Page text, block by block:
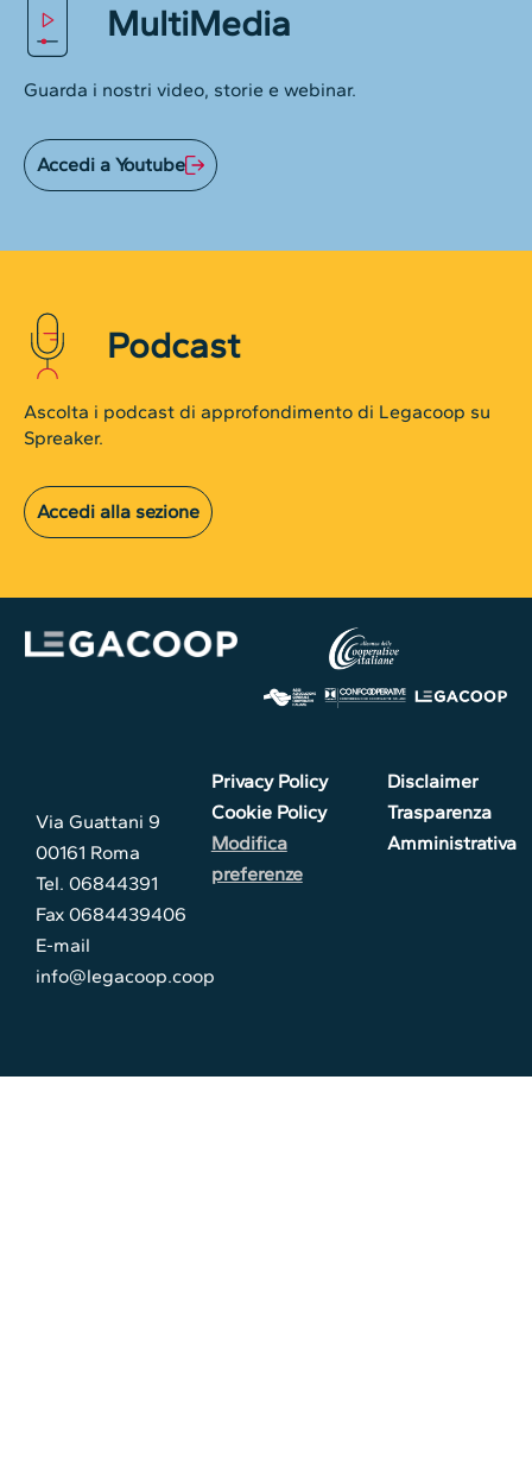
MultiMedia
Guarda i nostri video, storie e webinar.
Accedi a Youtube
Podcast
Ascolta i podcast di approfondimento di Legacoop su
Spreaker.
Accedi alla sezione
Via Guattani 9
00161 Roma
Tel. 06844391
Fax 0684439406
E-mail
info@legacoop.coop
Privacy Policy
Cookie Policy
Modifica
preferenze
Disclaimer
Trasparenza
Amministrativa